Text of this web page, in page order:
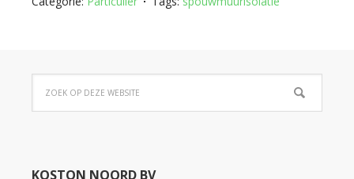
KOSTON NOORD BV